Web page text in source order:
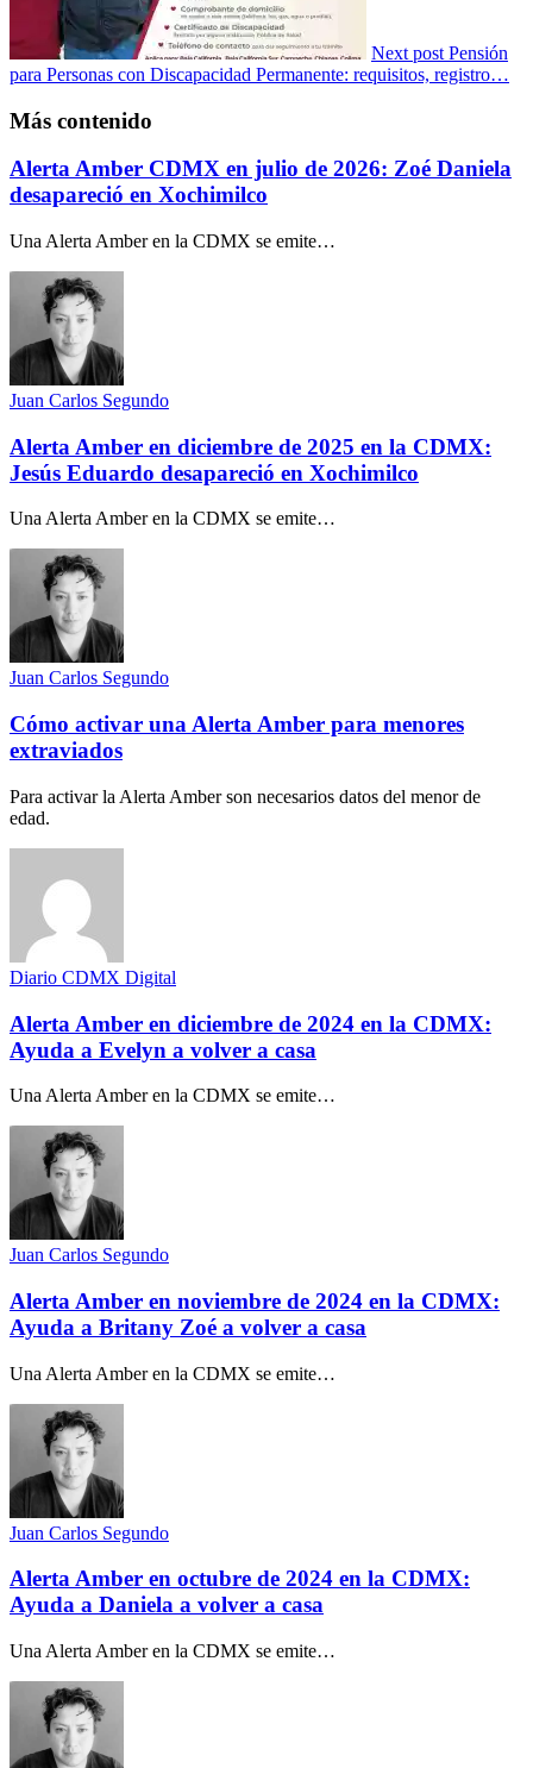
Next post Pensión
para Personas con Discapacidad Permanente: requisitos, registro…
Más contenido
Alerta Amber CDMX en julio de 2026: Zoé Daniela
desapareció en Xochimilco
Una Alerta Amber en la CDMX se emite…
Juan Carlos Segundo
Alerta Amber en diciembre de 2025 en la CDMX:
Jesús Eduardo desapareció en Xochimilco
Una Alerta Amber en la CDMX se emite…
Juan Carlos Segundo
Cómo activar una Alerta Amber para menores
extraviados
Para activar la Alerta Amber son necesarios datos del menor de
edad.
Diario CDMX Digital
Alerta Amber en diciembre de 2024 en la CDMX:
Ayuda a Evelyn a volver a casa
Una Alerta Amber en la CDMX se emite…
Juan Carlos Segundo
Alerta Amber en noviembre de 2024 en la CDMX:
Ayuda a Britany Zoé a volver a casa
Una Alerta Amber en la CDMX se emite…
Juan Carlos Segundo
Alerta Amber en octubre de 2024 en la CDMX:
Ayuda a Daniela a volver a casa
Una Alerta Amber en la CDMX se emite…